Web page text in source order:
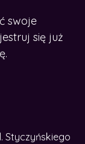
swoje
się już
Styczyńskiego